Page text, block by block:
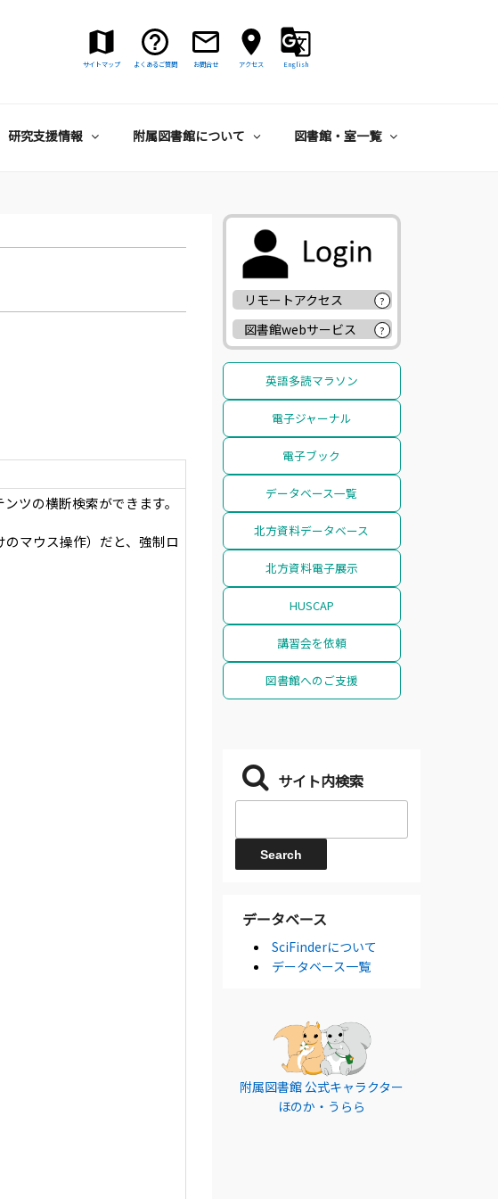
サイトマップ よくあるご質問 お問合せ アクセス English
研究支援情報 附属図書館について 図書館・室一覧
ツの横断検索ができます。
マウス操作）だと、強制ロ
リモートアクセス ?
図書館webサービス ?
英語多読マラソン
電子ジャーナル
電子ブック
データベース一覧
北方資料データベース
北方資料電子展示
HUSCAP
講習会を依頼
図書館へのご支援
サイト内検索
データベース
SciFinderについて
データベース一覧
附属図書館 公式キャラクター
ほのか・うらら